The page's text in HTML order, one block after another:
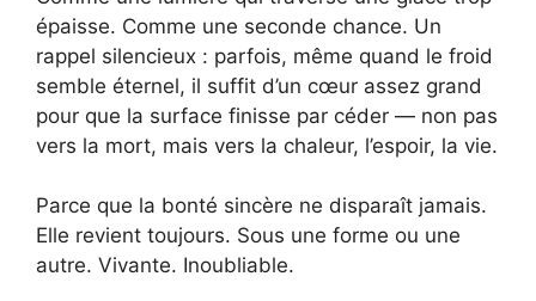
épaisse. Comme une seconde chance. Un
rappel silencieux : parfois, même quand le froid
semble éternel, il suffit d’un cœur assez grand
pour que la surface finisse par céder — non pas
vers la mort, mais vers la chaleur, l’espoir, la vie.
Parce que la bonté sincère ne disparaît jamais.
Elle revient toujours. Sous une forme ou une
autre. Vivante. Inoubliable.